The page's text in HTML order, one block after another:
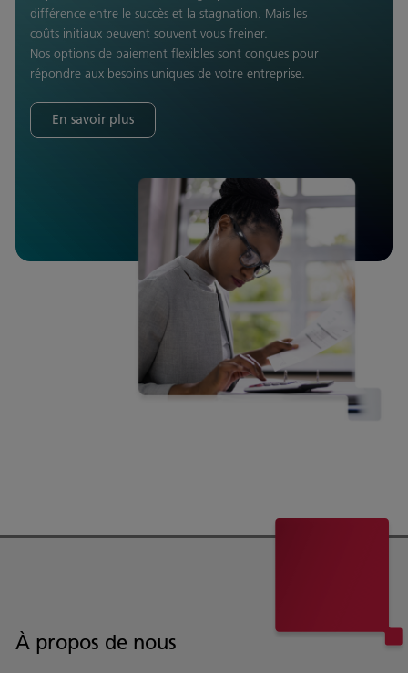
différence entre le succès et la stagnation. Mais les
coûts initiaux peuvent souvent vous freiner.
Nos options de paiement flexibles sont conçues pour
répondre aux besoins uniques de votre entreprise.
En savoir plus
À propos de nous